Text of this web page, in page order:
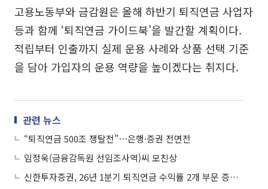
고용노동부와 금감원은 올해 하반기 퇴직연금 사업자
등과 함께 ‘퇴직연금 가이드북’을 발간할 계획이다.
적립부터 인출까지 실제 운용 사례와 상품 선택 기준
을 담아 가입자의 운용 역량을 높이겠다는 취지다.
관련 뉴스
“퇴직연금 500조 쟁탈전”⋯은행·증권 전면전
임정욱(금융감독원 선임조사역)씨 모친상
신한투자증권, 26년 1분기 퇴직연금 수익률 2개 부문 증권업계 1위 달성